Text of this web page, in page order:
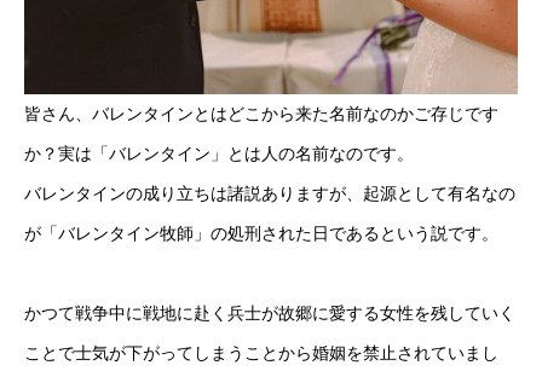
皆さん、バレンタインとはどこから来た名前なのかご存じです
か？実は「バレンタイン」とは人の名前なのです。
バレンタインの成り立ちは諸説ありますが、起源として有名なの
が「バレンタイン牧師」の処刑された日であるという説です。
かつて戦争中に戦地に赴く兵士が故郷に愛する女性を残していく
ことで士気が下がってしまうことから婚姻を禁止されていまし